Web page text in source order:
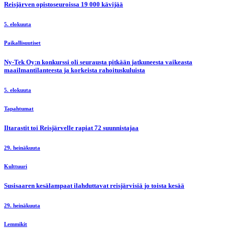
Reisjärven opistoseuroissa 19 000 kävijää
5. elokuuta
Paikallisuutiset
Ny-Tek Oy:n konkurssi oli seurausta pitkään jatkuneesta vaikeasta
maailmantilanteesta ja korkeista rahoituskuluista
5. elokuuta
Tapahtumat
Iltarastit toi Reisjärvelle rapiat 72 suunnistajaa
29. heinäkuuta
Kulttuuri
Susisaaren kesälampaat ilahduttavat reisjärvisiä jo toista kesää
29. heinäkuuta
Lemmikit